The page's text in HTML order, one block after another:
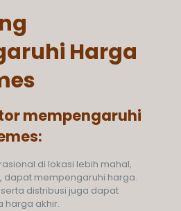
Harga
mempengaruhi
di lokasi lebih mahal,
dapat mempengaruhi harga.
distribusi juga dapat
harga akhir.